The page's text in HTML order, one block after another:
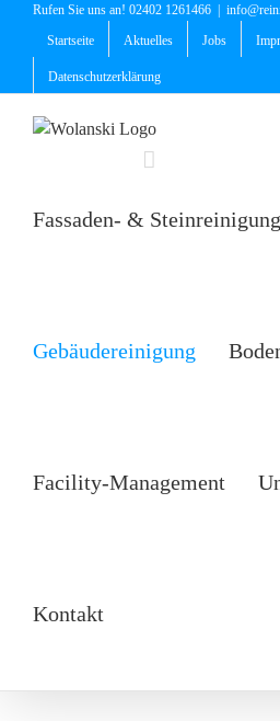
Rufen Sie uns an! 02402 1261466
Startseite Aktuelles Jobs
Datenschutzerklärung
Fassaden- & Steinreinigung
Gebäudereinigung
Facility-Management
Kontakt